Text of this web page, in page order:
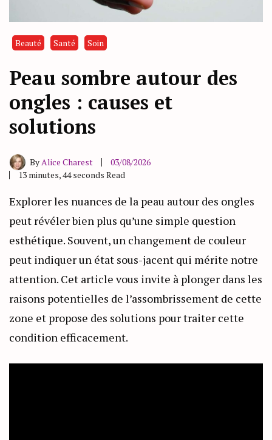
Beauté Santé Soin
Peau sombre autour des
ongles : causes et
solutions
ByAlice Charest
03/08/2026
13 minutes, 44 seconds Read
Explorer les nuances de la peau autour des ongles
peut révéler bien plus qu’une simple question
esthétique. Souvent, un changement de couleur
peut indiquer un état sous-jacent qui mérite notre
attention. Cet article vous invite à plonger dans les
raisons potentielles de l’assombrissement de cette
zone et propose des solutions pour traiter cette
condition efficacement.